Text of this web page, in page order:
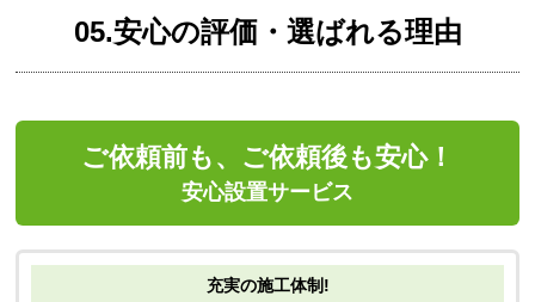
05.安心の評価・選ばれる理由
ご依頼前も、ご依頼後も安心！
安心設置サービス
充実の施工体制!